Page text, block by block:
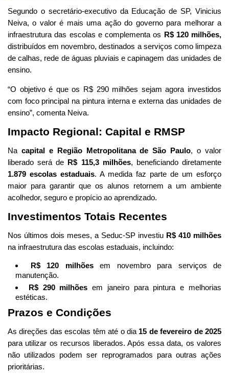
Segundo o secretário-executivo da Educação de SP, Vinicius
Neiva, o valor é mais uma ação do governo para melhorar a
infraestrutura das escolas e complementa os R$ 120 milhões,
distribuídos em novembro, destinados a serviços como limpeza
de calhas, rede de águas pluviais e capinagem das unidades de
ensino.
“O objetivo é que os R$ 290 milhões sejam agora investidos
com foco principal na pintura interna e externa das unidades de
ensino”, comenta Neiva.
Impacto Regional: Capital e RMSP
Na capital e Região Metropolitana de São Paulo, o valor
liberado será de R$ 115,3 milhões, beneficiando diretamente
1.879 escolas estaduais. A medida faz parte de um esforço
maior para garantir que os alunos retornem a um ambiente
acolhedor, seguro e propício ao aprendizado.
Investimentos Totais Recentes
Nos últimos dois meses, a Seduc-SP investiu R$ 410 milhões
na infraestrutura das escolas estaduais, incluindo:
R$ 120 milhõesem novembro para serviços de
manutenção.
R$ 290 milhões em janeiro para pintura e melhorias
estéticas.
Prazos e Condições
As direções das escolas têm até o dia 15 de fevereiro de 2025
para utilizar os recursos liberados. Após essa data, os valores
não utilizados podem ser reprogramados para outras ações
prioritárias.